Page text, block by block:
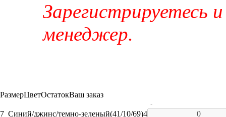
Зарегистрируетесь
менеджер.
РазмерЦветОстатокВаш заказ
7 Синий/джинс/темно-зеленый(41/10/69)4
-